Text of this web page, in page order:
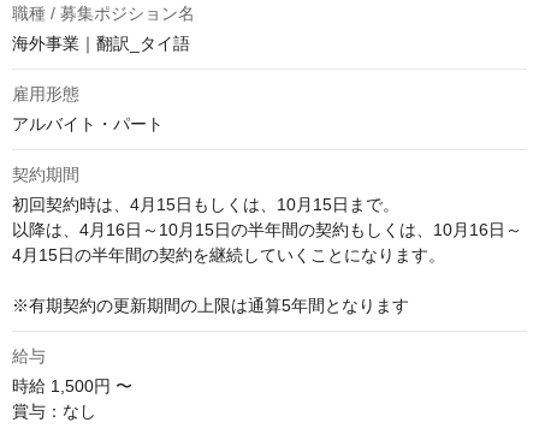
職種 / 募集ポジション名
海外事業｜翻訳_タイ語
雇用形態
アルバイト・パート
契約期間
初回契約時は、4月15日もしくは、10月15日まで。
以降は、4月16日～10月15日の半年間の契約もしくは、10月16日～
4月15日の半年間の契約を継続していくことになります。
※有期契約の更新期間の上限は通算5年間となります
給与
時給 1,500円 〜
賞与：なし